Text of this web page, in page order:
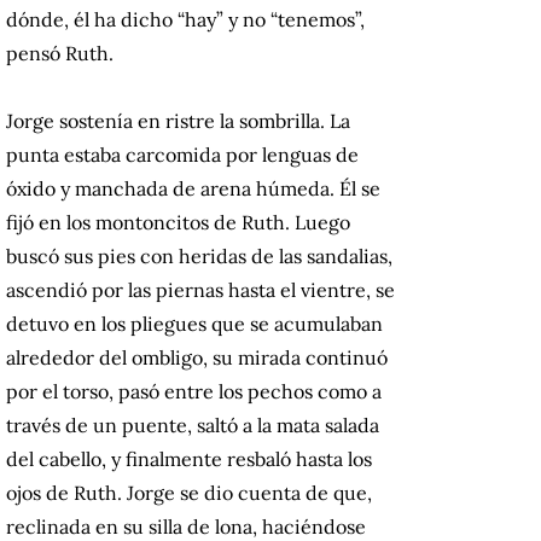
dónde, él ha dicho “hay” y no “tenemos”,
pensó Ruth.
Jorge sostenía en ristre la sombrilla. La
punta estaba carcomida por lenguas de
óxido y manchada de arena húmeda. Él se
fijó en los montoncitos de Ruth. Luego
buscó sus pies con heridas de las sandalias,
ascendió por las piernas hasta el vientre, se
detuvo en los pliegues que se acumulaban
alrededor del ombligo, su mirada continuó
por el torso, pasó entre los pechos como a
través de un puente, saltó a la mata salada
del cabello, y finalmente resbaló hasta los
ojos de Ruth. Jorge se dio cuenta de que,
reclinada en su silla de lona, haciéndose